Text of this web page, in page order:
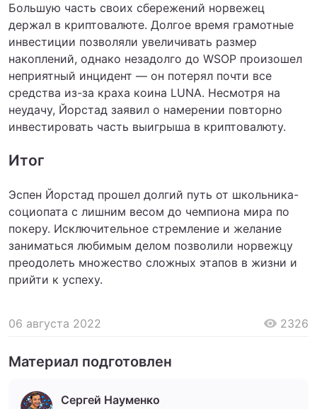
Большую часть своих сбережений норвежец
держал в криптовалюте. Долгое время грамотные
инвестиции позволяли увеличивать размер
накоплений, однако незадолго до WSOP произошел
неприятный инцидент — он потерял почти все
средства из-за краха коина LUNA. Несмотря на
неудачу, Йорстад заявил о намерении повторно
инвестировать часть выигрыша в криптовалюту.
Итог
Эспен Йорстад прошел долгий путь от школьника-
социопата с лишним весом до чемпиона мира по
покеру. Исключительное стремление и желание
заниматься любимым делом позволили норвежцу
преодолеть множество сложных этапов в жизни и
прийти к успеху.
06 августа 2022 2326
Материал подготовлен
Сергей Науменко